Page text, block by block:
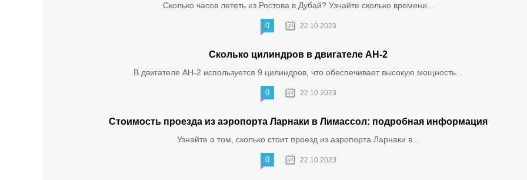
Сколько часов лететь из Ростова в Дубай? Узнайте сколько времени...
0 22.10.2023
Сколько цилиндров в двигателе АН-2
В двигателе АН-2 используется 9 цилиндров, что обеспечивает высокую мощность...
0 22.10.2023
Стоимость проезда из аэропорта Ларнаки в Лимассол: подробная информация
Узнайте о том, сколько стоит проезд из аэропорта Ларнаки в...
0 22.10.2023